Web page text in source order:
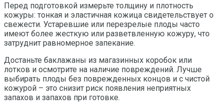
Перед подготовкой измерьте толщину и плотность
кожуры: тонкая и эластичная кожица свидетельствует о
свежести. Устаревшие или перезрелые плоды часто
имеют более жесткую или разветвленную кожуру, что
затруднит равномерное запекание.
Достаньте баклажаны из магазинных коробок или
лотков и осмотрите на наличие повреждений. Лучше
выбирать плоды без поврежденных концов и с чистой
кожурой – это снизит риск появления неприятных
запахов и запахов при готовке.